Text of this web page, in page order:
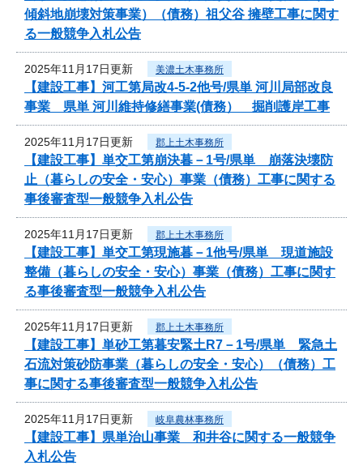
傾斜地崩壊対策事業）（債務）祖父谷 擁壁工事に関す
る一般競争入札公告
2025年11月17日更新 美濃土木事務所
【建設工事】河工第局改4-5-2他号/県単 河川局部改良
事業 県単 河川維持修繕事業(債務） 掘削護岸工事
2025年11月17日更新 郡上土木事務所
【建設工事】単交工第崩決暮－1号/県単 崩落決壊防
止（暮らしの安全・安心）事業（債務）工事に関する
事後審査型一般競争入札公告
2025年11月17日更新 郡上土木事務所
【建設工事】単交工第現施暮－1他号/県単 現道施設
整備（暮らしの安全・安心）事業（債務）工事に関す
る事後審査型一般競争入札公告
2025年11月17日更新 郡上土木事務所
【建設工事】単砂工第暮安緊土R7－1号/県単 緊急土
石流対策砂防事業（暮らしの安全・安心）（債務）工
事に関する事後審査型一般競争入札公告
2025年11月17日更新 岐阜農林事務所
【建設工事】県単治山事業 和井谷に関する一般競争
入札公告